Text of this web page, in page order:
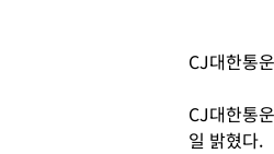
CJ대한통
CJ대한통
일 밝혔다.